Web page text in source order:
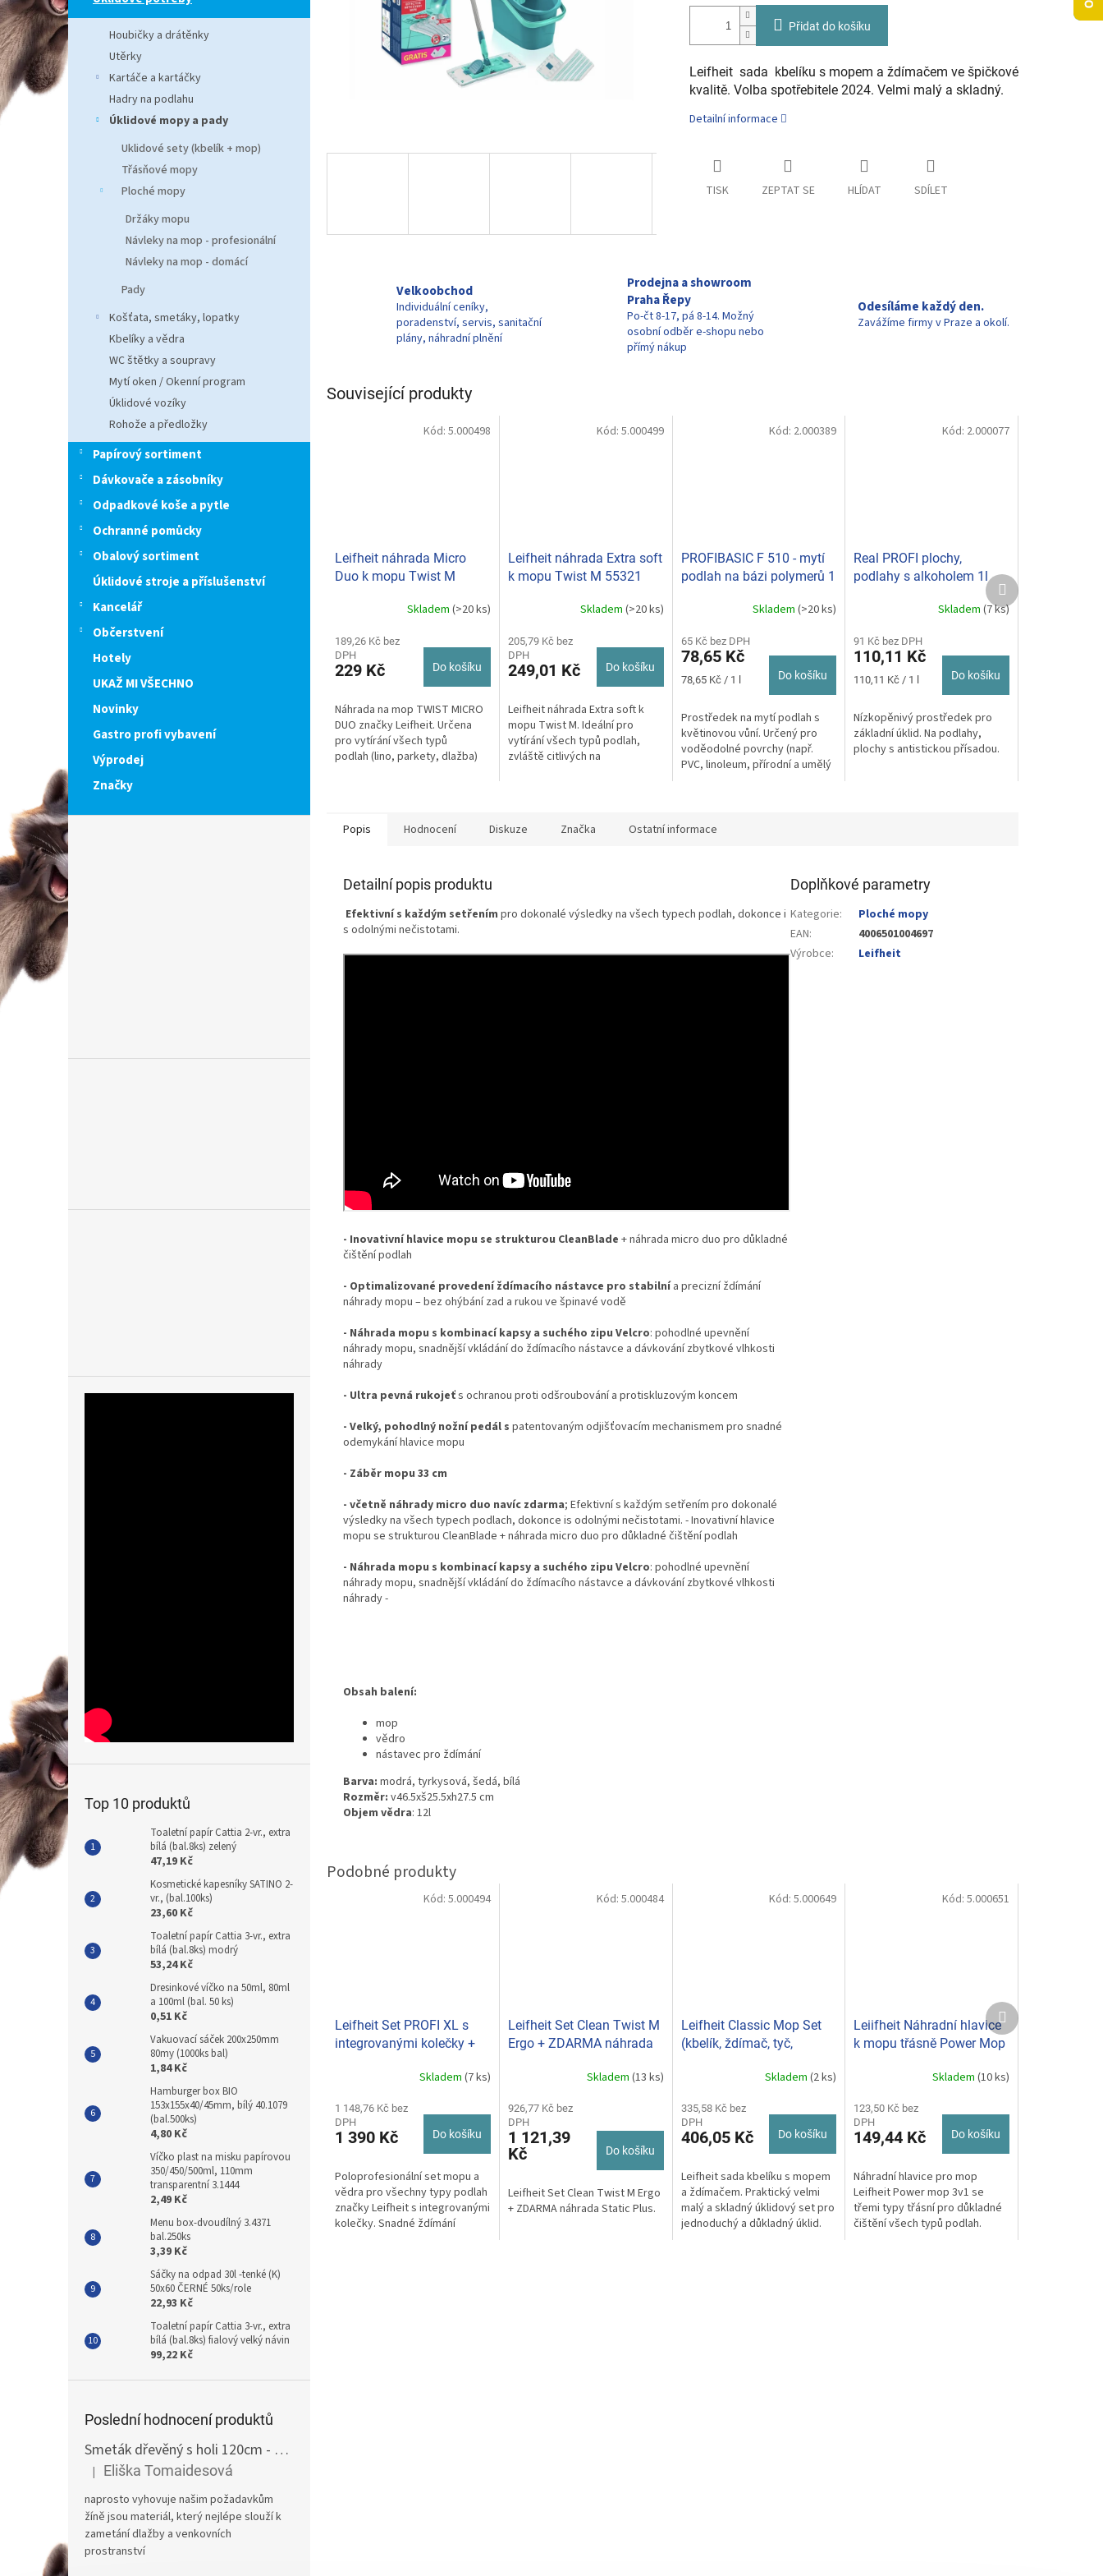
n
e
l
Houbičky a drátěnky
Utěrky
Kartáče a kartáčky
Hadry na podlahu
Úklidové mopy a pady
Uklidové sety (kbelík + mop)
Třásňové mopy
Ploché mopy
Držáky mopu
Návleky na mop - profesionální
Návleky na mop - domácí
Pady
Košťata, smetáky, lopatky
Kbelíky a vědra
WC štětky a soupravy
Mytí oken / Okenní program
Úklidové vozíky
Rohože a předložky
Papírový sortiment
Dávkovače a zásobníky
Odpadkové koše a pytle
Ochranné pomůcky
Obalový sortiment
Úklidové stroje a příslušenství
Kancelář
Občerstvení
Hotely
UKAŽ MI VŠECHNO
Novinky
Gastro profi vybavení
Výprodej
Značky
Top 10 produktů
Toaletní papír Cattia 2-vr., extra
bílá (bal.8ks) zelený
47,19 Kč
Kosmetické kapesníky SATINO 2-
vr., (bal.100ks)
23,60 Kč
Toaletní papír Cattia 3-vr., extra
bílá (bal.8ks) modrý
53,24 Kč
Dresinkové víčko na 50ml, 80ml
a 100ml (bal. 50 ks)
0,51 Kč
Vakuovací sáček 200x250mm
80my (1000ks bal)
1,84 Kč
Hamburger box BIO
153x155x40/45mm, bílý 40.1079
(bal.500ks)
4,80 Kč
Víčko plast na misku papírovou
350/450/500ml, 110mm
transparentní 3.1444
2,49 Kč
Menu box-dvoudílný 3.4371
bal.250ks
3,39 Kč
Sáčky na odpad 30l -tenké (K)
50x60 ČERNÉ 50ks/role
22,93 Kč
Toaletní papír Cattia 3-vr., extra
bílá (bal.8ks) fialový velký návin
99,22 Kč
Poslední hodnocení produktů
Smeták dřevěný s holi 120cm - žíně
Hodnocení produktu je 5 z 5 hvězdiček.
| Eliška Tomaidesová
naprosto vyhovuje našim požadavkům
žíně jsou materiál, který nejlépe slouží k
zametání dlažby a venkovních
prostranství
Přidat do košíku
Leifheit sada kbelíku s mopem a ždímačem ve špičkové
kvalitě. Volba spotřebitele 2024. Velmi malý a skladný.
Detailní informace
TISK ZEPTAT SE HLÍDAT SDÍLET
Velkoobchod
Individuální ceníky,
poradenství, servis, sanitační
plány, náhradní plnění
Prodejna a showroom
Praha Řepy
Po-čt 8-17, pá 8-14. Možný
osobní odběr e-shopu nebo
přímý nákup
Odesíláme každý den.
Zavážíme firmy v Praze a okolí.
Související produkty
Leifheit náhrada Micro
Duo k mopu Twist M
Skladem (>20 ks)
189,26 Kč bez
DPH
229 Kč Do košíku
Náhrada na mop TWIST MICRO
DUO značky Leifheit. Určena
pro vytírání všech typů
podlah (lino, parkety, dlažba)
Kód: 5.000498
Leifheit náhrada Extra soft
k mopu Twist M 55321
Skladem (>20 ks)
205,79 Kč bez
DPH
249,01 Kč Do košíku
Leifheit náhrada Extra soft k
mopu Twist M. Ideální pro
vytírání všech typů podlah,
zvláště citlivých na
Kód: 5.000499
PROFIBASIC F 510 - mytí
podlah na bázi polymerů 1
Skladem(>20 ks)
65 Kč bez DPH
78,65 Kč
Měrná
78,65 Kč / 1 l Do košíku
Prostředek na mytí podlah s
květinovou vůní. Určený pro
voděodolné povrchy (např.
PVC, linoleum, přírodní a umělý
Kód: 2.000389
Real PROFI plochy,
podlahy s alkoholem 1l
Skladem (7 ks)
91 Kč bez DPH
110,11 Kč
Měrná
110,11 Kč / 1 l Do košíku
Nízkopěnivý prostředek pro
základní úklid. Na podlahy,
plochy s antistickou přísadou.
Kód: 2.000077
Další
produkt
Popis Hodnocení Diskuze Značka Ostatní informace
Detailní popis produktu
Efektivní s každým setřením pro dokonalé výsledky na všech typech podlah, dokonce i
s odolnými nečistotami.
- Inovativní hlavice mopu se strukturou CleanBlade + náhrada micro duo pro důkladné
čištění podlah
- Optimalizované provedení ždímacího nástavce pro stabilní a precizní ždímání
náhrady mopu – bez ohýbání zad a rukou ve špinavé vodě
- Náhrada mopu s kombinací kapsy a suchého zipu Velcro: pohodlné upevnění
náhrady mopu, snadnější vkládání do ždímacího nástavce a dávkování zbytkové vlhkosti
náhrady
- Ultra pevná rukojeťs ochranou proti odšroubování a protiskluzovým koncem
- Velký, pohodlný nožní pedál s patentovaným odjišťovacím mechanismem pro snadné
odemykání hlavice mopu
- Záběr mopu 33 cm
- včetně náhrady micro duo navíc zdarma; Efektivní s každým setřením pro dokonalé
výsledky na všech typech podlach, dokonce is odolnými nečistotami. - Inovativní hlavice
mopu se strukturou CleanBlade + náhrada micro duo pro důkladné čištění podlah
- Náhrada mopu s kombinací kapsy a suchého zipu Velcro: pohodlné upevnění
náhrady mopu, snadnější vkládání do ždímacího nástavce a dávkování zbytkové vlhkosti
náhrady -
Obsah balení:
mop
vědro
nástavec pro ždímání
Barva: modrá, tyrkysová, šedá, bílá
Rozměr: v46.5xš25.5xh27.5 cm
Objem vědra: 12l
Doplňkové parametry
Kategorie:
Ploché mopy
EAN:
4006501004697
Výrobce: Leifheit
Leifheit Set PROFI XL s
integrovanými kolečky +
Skladem (7 ks)
1 148,76 Kč bez
DPH
1 390 Kč Do košíku
Poloprofesionální set mopu a
vědra pro všechny typy podlah
značky Leifheit s integrovanými
kolečky. Snadné ždímání
Kód: 5.000494
Leifheit Set Clean Twist M
Ergo + ZDARMA náhrada
produktu
je
5,0
z
hvězdiček.
Skladem (13 ks)
926,77 Kč bez
DPH
1 121,39
Kč
Do košíku
Leifheit Set Clean Twist M Ergo
+ ZDARMA náhrada Static Plus.
Kód: 5.000484
Leifheit Classic Mop Set
(kbelík, ždímač, tyč,
Skladem(2 ks)
335,58 Kč bez
DPH
406,05 Kč Do košíku
Leifheit sada kbelíku s mopem
a ždímačem. Praktický velmi
malý a skladný úklidový set pro
jednoduchý a důkladný úklid.
Kód:5.000649
Leiifheit Náhradní hlavice
k mopu třásně Power Mop
Skladem (10 ks)
123,50 Kč bez
DPH
149,44 Kč Do košíku
Náhradní hlavice pro mop
Leifheit Power mop 3v1 se
třemi typy třásní pro důkladné
čištění všech typů podlah.
Kód: 5.000651
Další
produkt